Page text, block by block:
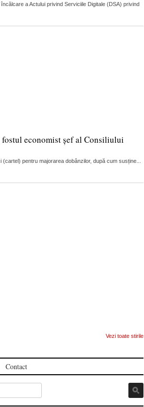
a Actului privind Serviciile Digitale (DSA) privind
fostul economist șef al Consiliului
pentru majorarea dobânzilor, după cum susține...
Vezi toate stirile
Contact